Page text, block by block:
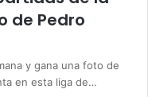
de Pedro
y gana una foto de
en esta liga de…